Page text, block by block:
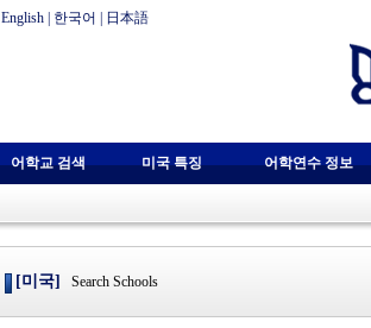
English 한국어 日本語
어학교 검색 미국 특징 어학연수 정보
[미국] Search Schools